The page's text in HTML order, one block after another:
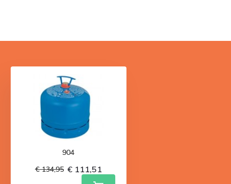
904
€ 134,95 € 111,51